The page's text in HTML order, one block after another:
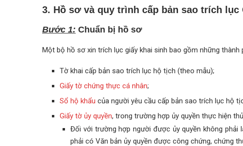
3. Hồ sơ và quy trình cấp bản sao trích lục
Bước 1: Chuẩn bị hồ sơ
Một bộ hồ sơ xin trích lục giấy khai sinh bao gồm những thành
Tờ khai cấp bản sao trích lục hộ tịch (theo mẫu);
Giấy tờ chứng thực cá nhân;
Sổ hộ khẩu của người yêu cầu cấp bản sao trích lục hộ
Giấy tờ ủy quyền, trong trường hợp ủy quyền thực hiện
Đối với trường hợp người được ủy quyền không phải
phải có Văn bản ủy quyền được công chứng, chứng